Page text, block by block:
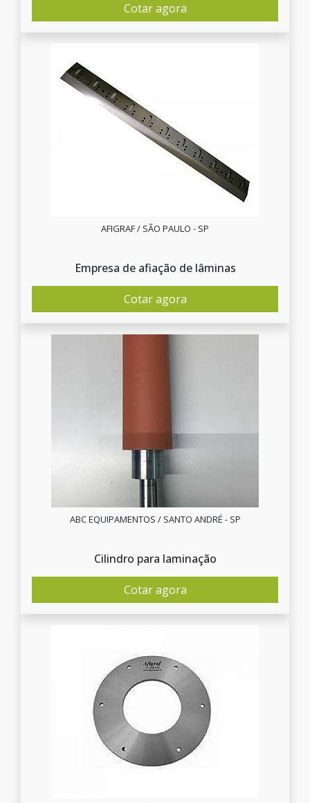
Cotar agora
AFIGRAF / SÃO PAULO - SP
Empresa de afiação de lâminas
Cotar agora
ABC EQUIPAMENTOS / SANTO ANDRÉ - SP
Cilindro para laminação
Cotar agora